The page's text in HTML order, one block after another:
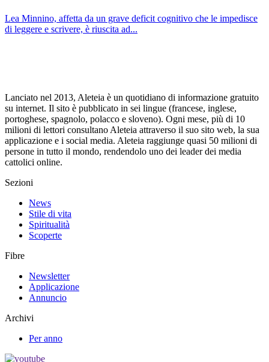
Lea Minnino, affetta da un grave deficit cognitivo che le impedisce
di leggere e scrivere, è riuscita ad...
Lanciato nel 2013, Aleteia è un quotidiano di informazione gratuito
su internet. Il sito è pubblicato in sei lingue (francese, inglese,
portoghese, spagnolo, polacco e sloveno). Ogni mese, più di 10
milioni di lettori consultano Aleteia attraverso il suo sito web, la sua
applicazione e i social media. Aleteia raggiunge quasi 50 milioni di
persone in tutto il mondo, rendendolo uno dei leader dei media
cattolici online.
Sezioni
News
Stile di vita
Spiritualità
Scoperte
Fibre
Newsletter
Applicazione
Annuncio
Archivi
Per anno